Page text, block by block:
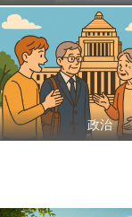
政治